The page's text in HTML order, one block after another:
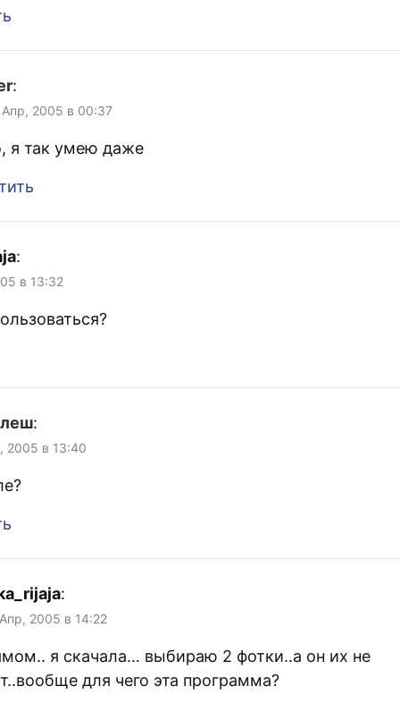
:
2005 в 00:37
я так умею даже
:
в 13:32
:
2005 в 13:40
:
2005 в 14:22
я скачала… выбираю 2 фотки..а он их не
для чего эта программа?